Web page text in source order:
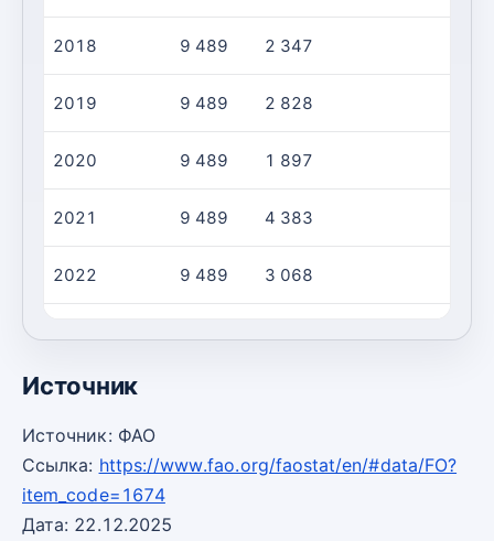
2018 9 489 2 347
2019 9 489 2 828
2020 9 489 1 897
2021 9 489 4 383
2022 9 489 3 068
Источник
Источник: ФАО
Ссылка: https://www.fao.org/faostat/en/#data/FO?
item_code=1674
Дата: 22.12.2025